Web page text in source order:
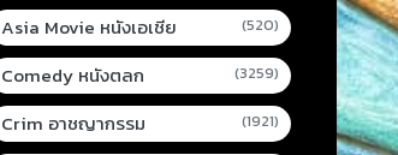
Asia Movie หนังเอเชีย (520)
Comedy หนังตลก (3259)
Crim อาชญากรรม (1921)